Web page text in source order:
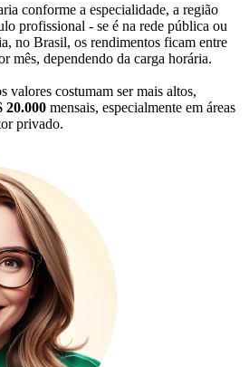
conforme a especialidade, a região
profissional - se é na rede pública ou
no Brasil, os rendimentos ficam entre
mês, dependendo da carga horária.
valores costumam ser mais altos,
20.000 mensais, especialmente em áreas
privado.